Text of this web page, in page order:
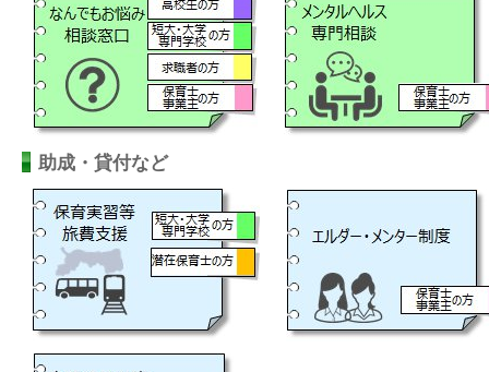
助成・貸付など